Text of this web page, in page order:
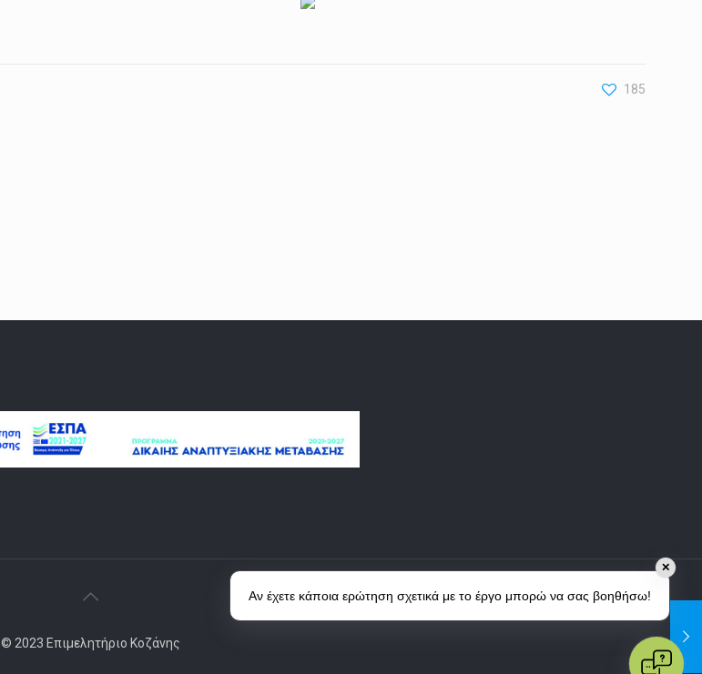
185
© 2023 Επιμελητήριο Κοζάνης
✕
Αν έχετε κάποια ερώτηση σχετικά με το έργο μπορώ να σας βοηθήσω!